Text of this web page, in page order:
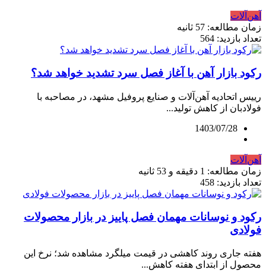
آهن‌آلات
زمان مطالعه: 57 ثانیه
تعداد بازدید: 564
رکود بازار آهن با آغاز فصل سرد تشدید خواهد شد؟
رییس اتحادیه آهن‌آلات و صنایع پروفیل مشهد، در مصاحبه با
فولاد‌بان از کاهش تولید...
1403/07/28
آهن‌آلات
زمان مطالعه: 1 دقیقه و 53 ثانیه
تعداد بازدید: 458
رکود و نوسانات مهمان فصل پاییز در بازار محصولات
فولادی
هفته جاری روند کاهشی در قیمت میلگرد مشاهده شد؛ نرخ این
محصول از ابتدای هفته کاهش...